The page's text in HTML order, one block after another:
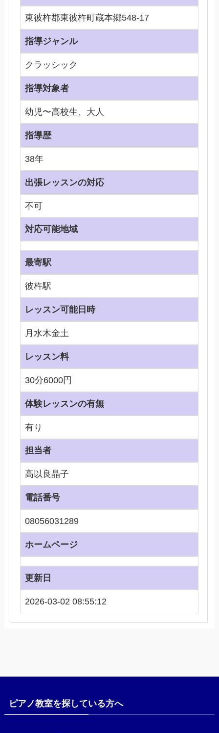
東彼杵郡東彼杵町蔵本郷548-17
指導ジャンル
クラッシック
指導対象者
幼児〜高校生、大人
指導歴
38年
出張レッスンの対応
不可
対応可能地域
最寄駅
彼杵駅
レッスン可能日時
月水木金土
レッスン料
30分6000円
体験レッスンの有無
有り
担当者
高以良晶子
電話番号
08056031289
ホームページ
更新日
2026-03-02 08:55:12
ピアノ教室を探している方へ